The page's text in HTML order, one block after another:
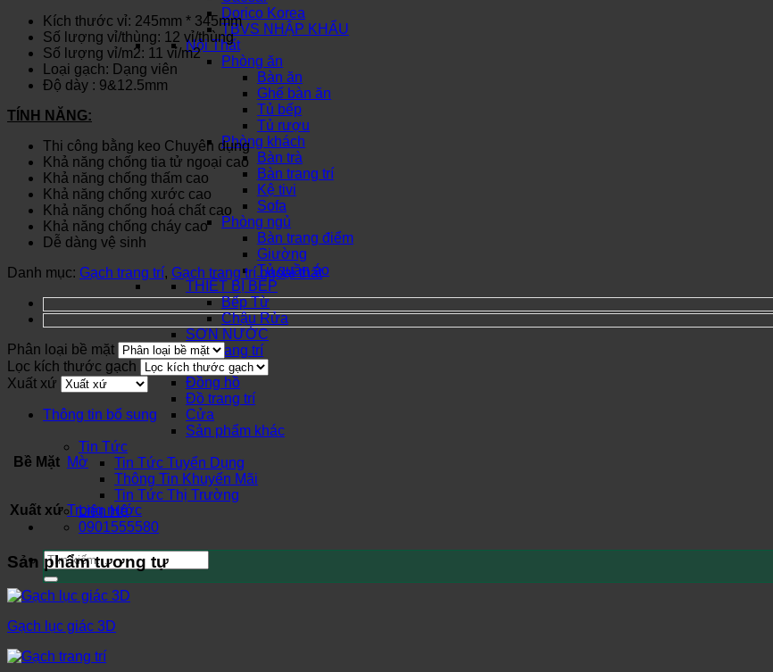
Dorico Korea
TBVS NHẬP KHẨU
Nội Thất
Phòng ăn
Bàn ăn
Ghế bàn ăn
Tủ bếp
Tủ rượu
Phòng khách
Bàn trà
Bàn trang trí
Kệ tivi
Sofa
Phòng ngủ
Bàn trang điểm
Giường
Tủ quần áo
THIẾT BỊ BẾP
Bếp Từ
Chậu Rửa
SƠN NƯỚC
Đèn trang trí
Khóa cửa
Đồng hồ
Đồ trang trí
Cửa
Sản phẩm khác
Tin Tức
Tin Tức Tuyển Dụng
Thông Tin Khuyến Mãi
Tin Tức Thị Trường
Liên Hệ
0901555580
Tìm
kiếm:
Kích thước vỉ: 245mm * 345mm
Số lượng vỉ/thùng: 12 vỉ/thùng
Số lượng vỉ/m2: 11 vỉ/m2
Loại gạch: Dạng viên
Độ dày : 9&12.5mm
TÍNH NĂNG:
Thi công bằng keo Chuyên dụng
Khả năng chống tia tử ngoại cao
Khả năng chống thấm cao
Khả năng chống xước cao
Khả năng chống hoá chất cao
Khả năng chống cháy cao
Dễ dàng vệ sinh
Danh mục: Gạch trang trí, Gạch trang trí ngoại thất
Phân loại bề mặt
Lọc kích thước gạch
Xuất xứ
Thông tin bổ sung
Bề Mặt Mờ
Xuất xứ Trong nước
Sản phẩm tương tự
Gạch lục giác 3D